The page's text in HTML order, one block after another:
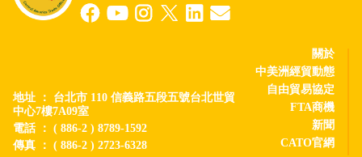
地址 ： 台北市 110 信義路五段五號台北世貿
中心7樓7A09室
電話 ： ( 886-2 ) 8789-1592
傳真 ： ( 886-2 ) 2723-6328
關於
中美洲經貿動態
自由貿易協定
FTA商機
新聞
CATO官網